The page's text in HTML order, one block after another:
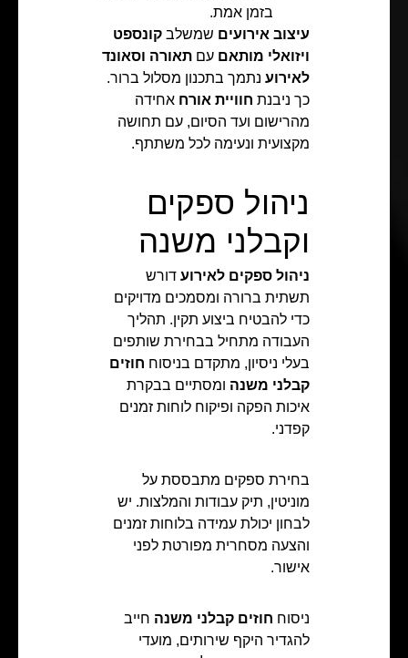
בזמן אמת.
עיצוב אירועים שמשלב קונספט
ויזואלי מותאם עם תאורה וסאונד
לאירוע נתמך בתכנון מסלול ברור.
כך ניבנת חוויית אורח אחידה
מהרישום ועד הסיום, עם תחושה
מקצועית ונעימה לכל משתתף.
ניהול ספקים
וקבלני משנה
ניהול ספקים לאירוע דורש
תשתית ברורה ומסמכים מדויקים
כדי להבטיח ביצוע תקין. תהליך
העבודה מתחיל בבחירת שותפים
בעלי ניסיון, מתקדם בניסוח חוזים
קבלני משנה ומסתיים בבקרת
איכות הפקה ופיקוח לוחות זמנים
קפדני.
בחירת ספקים מתבססת על
מוניטין, תיק עבודות והמלצות. יש
לבחון יכולת עמידה בלוחות זמנים
והצעה מסחרית מפורטת לפני
אישור.
ניסוח חוזים קבלני משנה חייב
להגדיר היקף שירותים, מועדי